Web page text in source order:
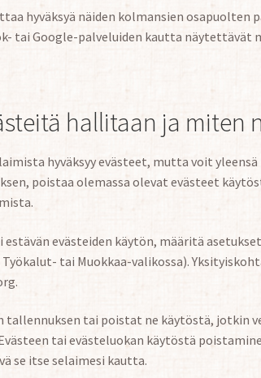
hyväksyä näiden kolmansien osapuolten
tai Google-palveluiden kautta näytettävät
hallitaan ja miten
hyväksyy evästeet, mutta voit
poistaa olemassa olevat evästeet
estävän evästeiden käytön, määritä
Työkalut- tai Muokkaa-valikossa).
tallennuksen tai poistat ne käytöstä, jotkin
tai evästeluokan käytöstä
se itse selaimesi kautta.